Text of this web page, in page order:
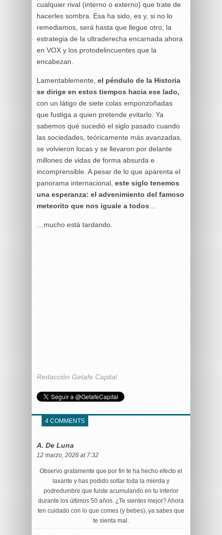
cualquier rival (interno o externo) que trate de
hacerles sombra. Esa ha sido, es y, si no lo
remediamos, será hasta que llegue otro, la
estrategia de la ultraderecha encarnada ahora
en VOX y los protodelincuentes que la
encabezan.
Lamentablemente, el péndulo de la Historia
se dirige en estos tiempos hacia ese lado,
con un látigo de siete colas emponzoñadas
que fustiga a quien pretende evitarlo. Ya
sabemos qué sucedió el siglo pasado cuando
las sociedades, teóricamente más avanzadas,
se volvieron locas y se llevaron por delante
millones de vidas de forma absurda e
incomprensible. A pesar de lo que aparenta el
panorama internacional, este siglo tenemos
una esperanza: el advenimiento del famoso
meteorito que nos iguale a todos…
…mucho está tardando.
Redacción Getafe Capital
4 COMMENTS
A. De Luna
12 marzo, 2026 at 7:32
Observo gratamente que por fin te ha hecho efecto el
laxante y has podido soltar toda la mierda y
podredumbre que fuiste acumulando en tu interior
durante los últimos 50 años. ¿Te sientes mejor? Ahora
ten cuidado con lo que comes (y bebes), ya sabes que
te sienta mal.